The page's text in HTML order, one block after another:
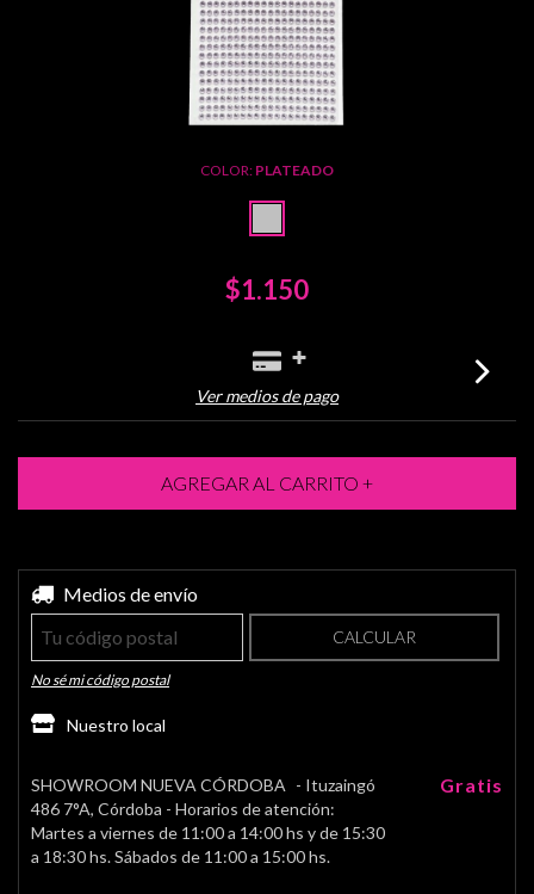
COLOR: PLATEADO
$1.150
Ver medios de pago
Entregas para el CP:
Medios de envío
CALCULAR
No sé mi código postal
Nuestro local
SHOWROOM NUEVA CÓRDOBA - Ituzaingó
486 7°A, Córdoba - Horarios de atención:
Martes a viernes de 11:00 a 14:00 hs y de 15:30
a 18:30 hs. Sábados de 11:00 a 15:00 hs.
Gratis